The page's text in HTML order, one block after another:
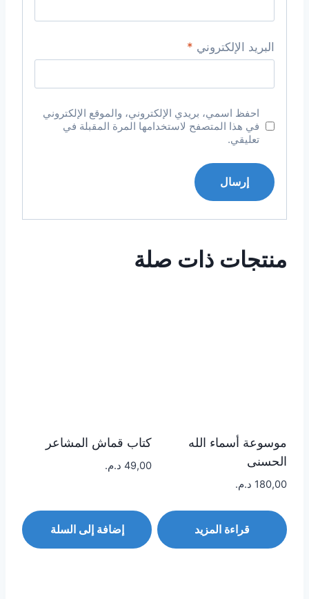
البريد الإلكتروني *
احفظ اسمي، بريدي الإلكتروني، والموقع الإلكتروني
في هذا المتصفح لاستخدامها المرة المقبلة في
تعليقي.
منتجات ذات صلة
موسوعة أسماء الله
الحسنى
180,00 د.م.
قراءة المزيد
كتاب قماش المشاعر
49,00 د.م.
إضافة إلى السلة